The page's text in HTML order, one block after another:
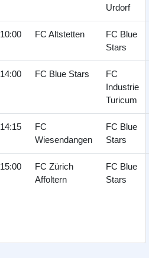
Urdorf
10:00 FC Altstetten
FC Blue
Stars
14:00 FC Blue Stars
FC
Industrie
Turicum
14:15
FC
Wiesendangen
FC Blue
Stars
15:00
FC Zürich
Affoltern
FC Blue
Stars